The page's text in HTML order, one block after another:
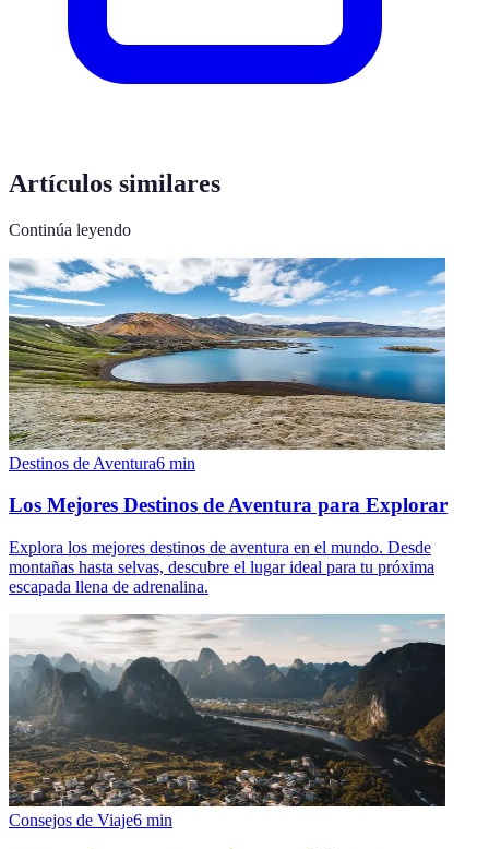
Artículos similares
Continúa leyendo
Destinos de Aventura6 min
Los Mejores Destinos de Aventura para Explorar
Explora los mejores destinos de aventura en el mundo. Desde
montañas hasta selvas, descubre el lugar ideal para tu próxima
escapada llena de adrenalina.
Consejos de Viaje6 min